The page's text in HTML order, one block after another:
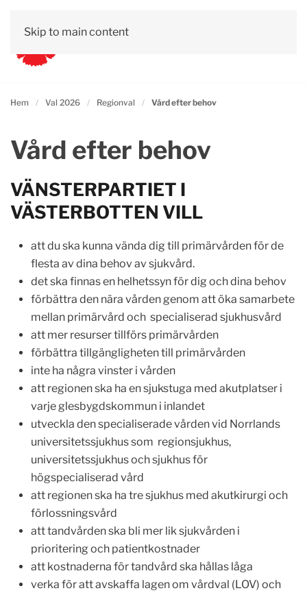
Skip to main content
Hem Val 2026 Regionval Vård efter behov
Vård efter behov
VÄNSTERPARTIET I
VÄSTERBOTTEN VILL
att du ska kunna vända dig till primärvården för de
flesta av dina behov av sjukvård.
det ska finnas en helhetssyn för dig och dina behov
förbättra den nära vården genom att öka samarbete
mellan primärvård och specialiserad sjukhusvård
att mer resurser tillförs primärvården
förbättra tillgängligheten till primärvården
inte ha några vinster i vården
att regionen ska ha en sjukstuga med akutplatser i
varje glesbygdskommun i inlandet
utveckla den specialiserade vården vid Norrlands
universitetssjukhus som regionsjukhus,
universitetssjukhus och sjukhus för
högspecialiserad vård
att regionen ska ha tre sjukhus med akutkirurgi och
förlossningsvård
att tandvården ska bli mer lik sjukvården i
prioritering och patientkostnader
att kostnaderna för tandvård ska hållas låga
verka för att avskaffa lagen om vårdval (LOV) och